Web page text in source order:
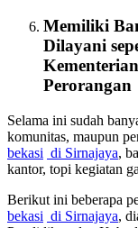
Memiliki
Dilayani
Perorangan
Selama ini sudah
komunitas, maupun
bekasi di Sirnajaya,
kantor, topi kegiatan
Berikut ini beberapa
bekasi di Sirnajaya,